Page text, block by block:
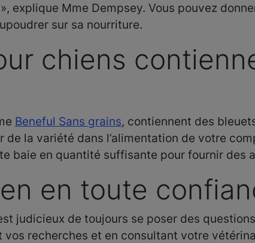
explique Mme Dempsey. Vous pouvez
sur sa nourriture.
chiens
Beneful Sans grains, contiennent des
la variété dans l’alimentation de votre
baie en quantité suffisante pour fournir des
en toute
judicieux de toujours se poser des
recherches et en consultant votre